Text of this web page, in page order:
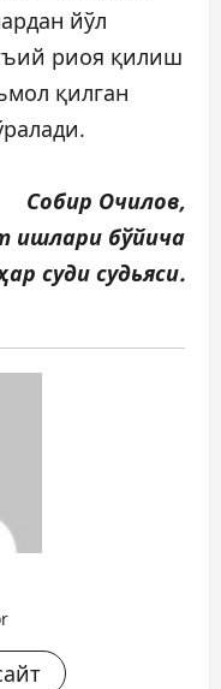
йўл
риоя қилиш
қилган
Собир Очилов,
ишлари бўйича
суди судьяси.